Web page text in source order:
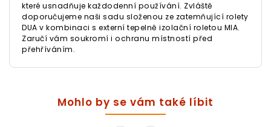
které usnadňuje každodenní používání. Zvláště
doporučujeme naši sadu složenou ze zatemňující rolety
DUA v kombinaci s externí tepelně izolační roletou MIA.
Zaručí vám soukromí i ochranu místností před
přehříváním.
Mohlo by se vám také líbit